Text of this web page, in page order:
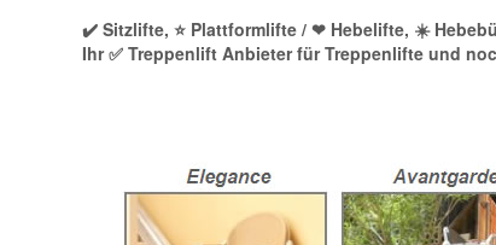
✔️ Sitzlifte, ⭐ Plattformlifte / ❤ Hebelifte, ☀️
Ihr ✅ Treppenlift Anbieter für Treppenlifte und